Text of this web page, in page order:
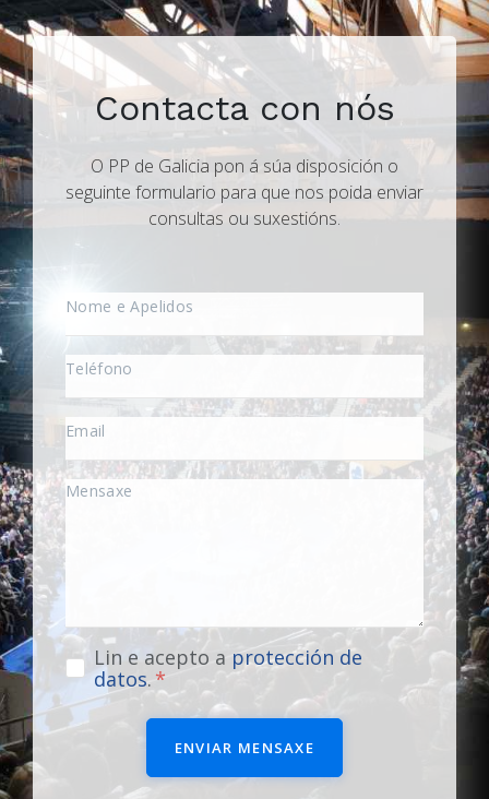
Contacta con nós
O PP de Galicia pon á súa disposición o
seguinte formulario para que nos poida enviar
consultas ou suxestións.
Lin e acepto a protección de
datos.
ENVIAR MENSAXE